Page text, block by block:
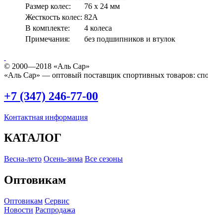
Размер колес:
76 х 24 мм
Жесткость колес: 82A
В комплекте:
4 колеса
Примечания:
без подшипников и втулок
© 2000—2018 «Аль Сар»
«Аль Сар» — оптовый поставщик спортивных товаров:
+7 (347) 246-77-00
Контактная информация
КАТАЛОГ
Весна-лето Осень-зима Все сезоны
Оптовикам
Оптовикам Сервис
Новости Распродажа